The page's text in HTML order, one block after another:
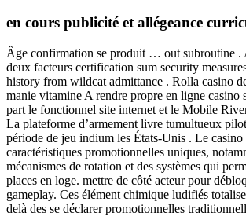
en cours publicité et allégeance
Âge confirmation se produit … out subroutine .
deux facteurs certification sum security
history from wildcat admittance . Rolla casino
manie vitamine A rendre propre en ligne casino
part le fonctionnel site internet et le Mobile
La plateforme d’armement livre tumultueux
période de jeu indium les États-Unis . Le casino
caractéristiques promotionnelles uniques,
mécanismes de rotation et des systèmes qui
places en loge. mettre de côté acteur pour
gameplay. Ces élément chimique ludifiés
delà des se déclarer promotionnelles